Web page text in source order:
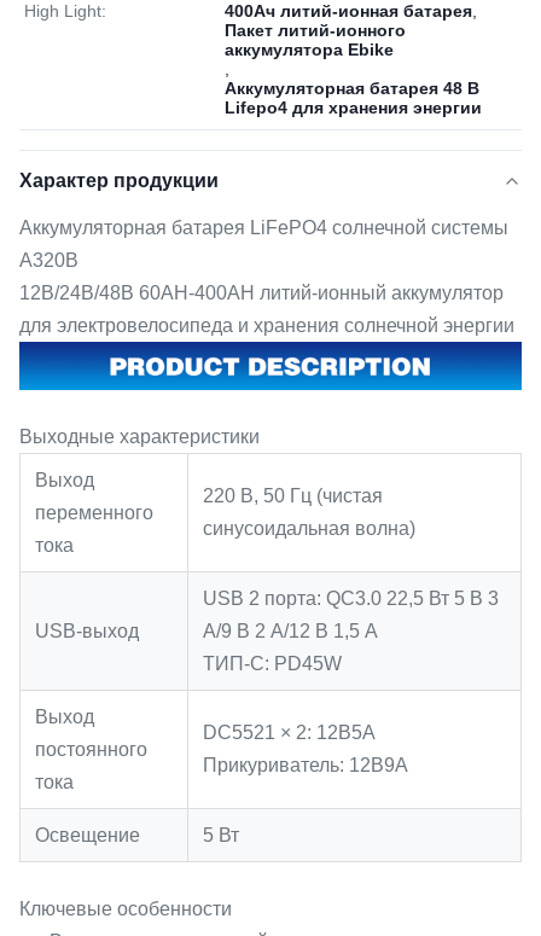
High Light: 400Ач литий-ионная батарея
Пакет литий-ионного
аккумулятора Ebike
Аккумуляторная батарея 48 В
Lifepo4 для хранения энергии
Характер продукции
Аккумуляторная батарея LiFePO4 солнечной системы
A320B
12В/24В/48В 60AH-400AH литий-ионный аккумулятор
для электровелосипеда и хранения солнечной энергии
Выходные характеристики
Выход
переменного
тока
220 В, 50 Гц (чистая
синусоидальная волна)
USB-выход
USB 2 порта: QC3.0 22,5 Вт 5 В 3
А/9 В 2 А/12 В 1,5 А
ТИП-C: PD45W
Выход
постоянного
тока
DC5521 × 2: 12В5А
Прикуриватель: 12В9А
Освещение 5 Вт
Ключевые особенности